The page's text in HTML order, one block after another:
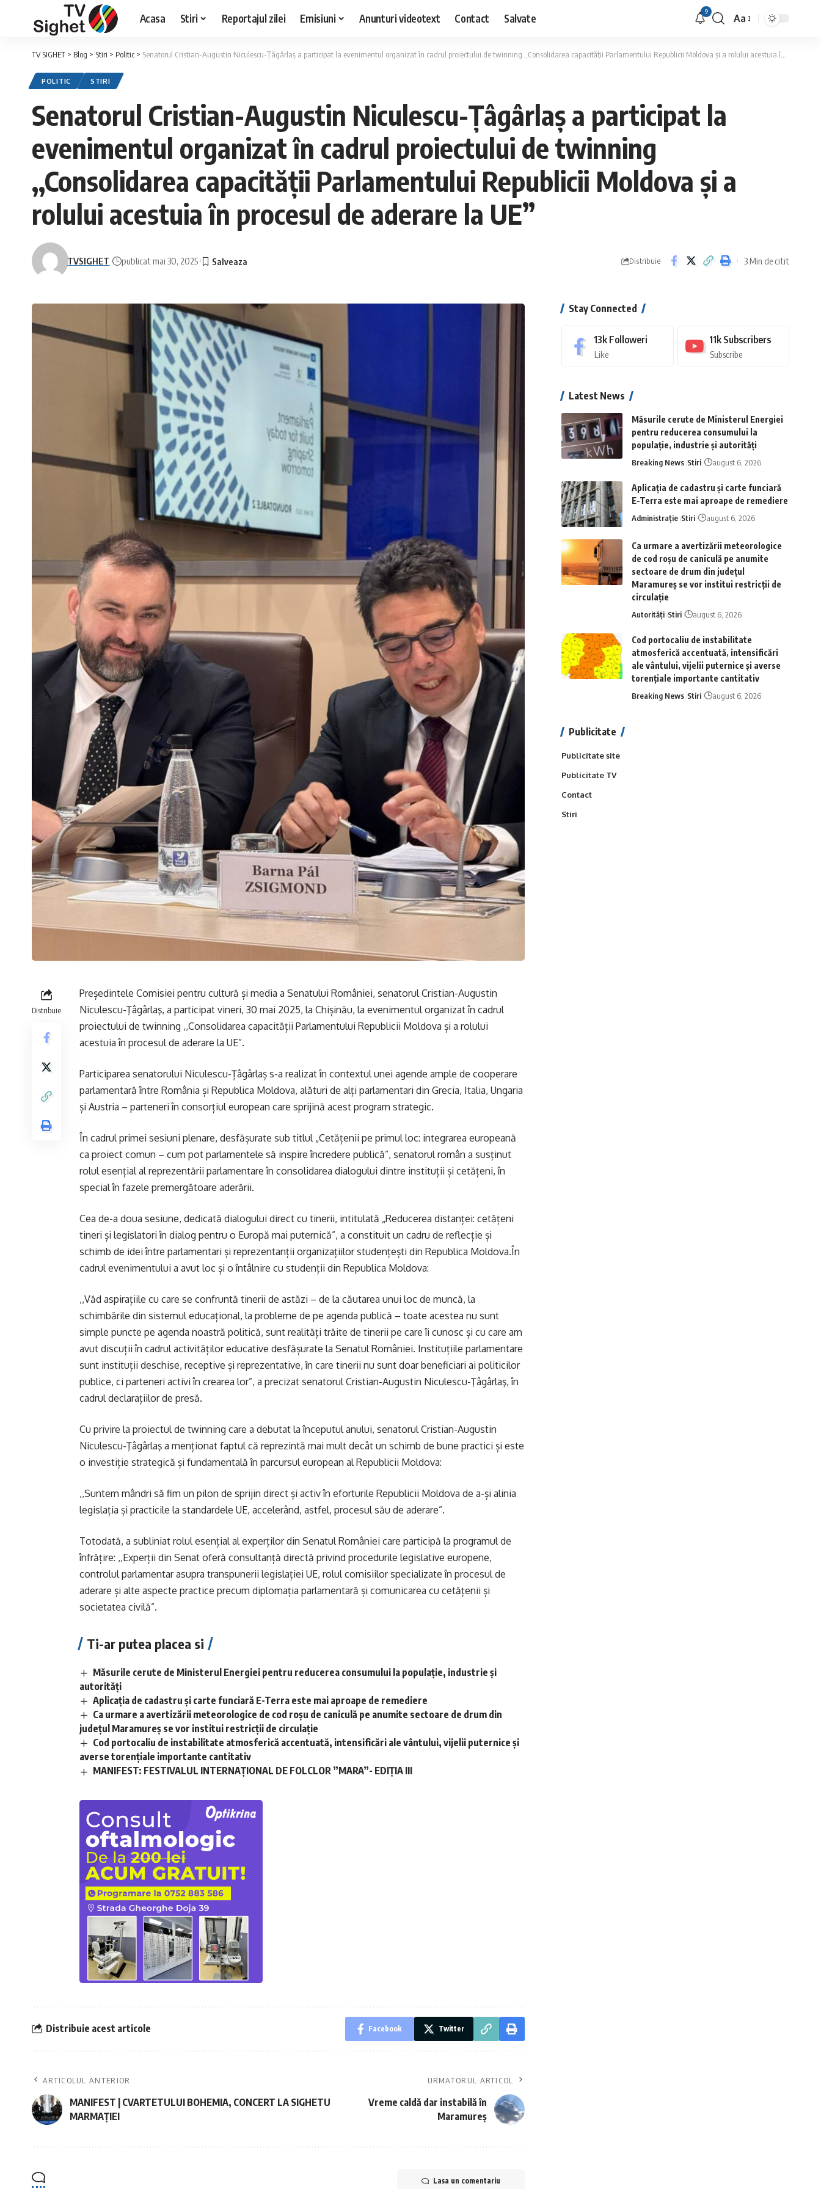
Acasa Stiri Reportajul zilei Emisiuni Anunturi videotext Contact Salvate 9
Font
Aa
TV SIGHET > Blog > Stiri > Politic > Senatorul Cristian-Augustin Niculescu-Ţâgârlaş a participat la evenimentul organizat în cadrul proiectului de twinning ,,Consolidarea capacității Parlamentului Republicii Moldova și a rolului acestuia în procesul de aderare la UE”
POLITIC STIRI
Senatorul Cristian-Augustin Niculescu-Ţâgârlaş a participat la
evenimentul organizat în cadrul proiectului de twinning
,,Consolidarea capacității Parlamentului Republicii Moldova și a
rolului acestuia în procesul de aderare la UE”
TVSIGHET publicat mai 30, 2025 Distribuie 3 Min de citit
Distribuie
Președintele Comisiei pentru cultură și media a Senatului României, senatorul Cristian-Augustin
Niculescu-Ţâgârlaş, a participat vineri, 30 mai 2025, la Chișinău, la evenimentul organizat în cadrul
proiectului de twinning ,,Consolidarea capacității Parlamentului Republicii Moldova și a rolului
acestuia în procesul de aderare la UE”.
Participarea senatorului Niculescu-Țâgârlaș s-a realizat în contextul unei agende ample de cooperare
parlamentară între România și Republica Moldova, alături de alți parlamentari din Grecia, Italia, Ungaria
și Austria – parteneri în consorțiul european care sprijină acest program strategic.
În cadrul primei sesiuni plenare, desfășurate sub titlul „Cetățenii pe primul loc: integrarea europeană
ca proiect comun – cum pot parlamentele să inspire încredere publică”, senatorul român a susținut
rolul esențial al reprezentării parlamentare în consolidarea dialogului dintre instituții și cetățeni, în
special în fazele premergătoare aderării.
Cea de-a doua sesiune, dedicată dialogului direct cu tinerii, intitulată „Reducerea distanței: cetățeni
tineri și legislatori în dialog pentru o Europă mai puternică”, a constituit un cadru de reflecție și
schimb de idei între parlamentari și reprezentanții organizațiilor studențești din Republica Moldova.În
cadrul evenimentului a avut loc și o întâlnire cu studenții din Republica Moldova:
,,Văd aspirațiile cu care se confruntă tinerii de astăzi – de la căutarea unui loc de muncă, la
schimbările din sistemul educațional, la probleme de pe agenda publică – toate acestea nu sunt
simple puncte pe agenda noastră politică, sunt realități trăite de tinerii pe care îi cunosc și cu care am
avut discuții în cadrul activităților educative desfășurate la Senatul României. Instituțiile parlamentare
sunt instituții deschise, receptive și reprezentative, în care tinerii nu sunt doar beneficiari ai politicilor
publice, ci parteneri activi în crearea lor”, a precizat senatorul Cristian-Augustin Niculescu-Ţâgârlaş, în
cadrul declarațiilor de presă.
Cu privire la proiectul de twinning care a debutat la începutul anului, senatorul Cristian-Augustin
Niculescu-Ţâgârlaş a menționat faptul că reprezintă mai mult decât un schimb de bune practici și este
o investiție strategică și fundamentală în parcursul european al Republicii Moldova:
,,Suntem mândri să fim un pilon de sprijin direct și activ în eforturile Republicii Moldova de a-și alinia
legislația și practicile la standardele UE, accelerând, astfel, procesul său de aderare”.
Totodată, a subliniat rolul esențial al experților din Senatul României care participă la programul de
înfrățire: ,,Experții din Senat oferă consultanță directă privind procedurile legislative europene,
controlul parlamentar asupra transpunerii legislației UE, rolul comisiilor specializate în procesul de
aderare și alte aspecte practice precum diplomația parlamentară și comunicarea cu cetățenii și
societatea civilă”.
Ti-ar putea placea si
Măsurile cerute de Ministerul Energiei pentru reducerea consumului la populație, industrie și
autorități
Aplicaţia de cadastru şi carte funciară E-Terra este mai aproape de remediere
Ca urmare a avertizării meteorologice de cod roșu de caniculă pe anumite sectoare de drum din
județul Maramureș se vor institui restricții de circulație
Cod portocaliu de instabilitate atmosferică accentuată, intensificări ale vântului, vijelii puternice și
averse torențiale importante cantitativ
MANIFEST: FESTIVALUL INTERNAȚIONAL DE FOLCLOR ”MARA”- EDIȚIA III
Distribuie acest articole Facebook Twitter
ARTICOLUL ANTERIOR
MANIFEST | CVARTETULUI BOHEMIA, CONCERT LA SIGHETU
MARMAȚIEI
URMATORUL ARTICOL
Vreme caldă dar instabilă în
Maramureș
Lasa un comentariu
Stay Connected
13k Followeri
Like
11k Subscribers
Subscribe
Latest News
Măsurile cerute de Ministerul Energiei
pentru reducerea consumului la
populație, industrie și autorități
Breaking News Stiri august 6, 2026
Aplicaţia de cadastru şi carte funciară
E-Terra este mai aproape de remediere
Administrație Stiri august 6, 2026
Ca urmare a avertizării meteorologice
de cod roșu de caniculă pe anumite
sectoare de drum din județul
Maramureș se vor institui restricții de
circulație
Autorități Stiri august 6, 2026
Cod portocaliu de instabilitate
atmosferică accentuată, intensificări
ale vântului, vijelii puternice și averse
torențiale importante cantitativ
Breaking News Stiri august 6, 2026
Publicitate
Publicitate site
Publicitate TV
Contact
Stiri